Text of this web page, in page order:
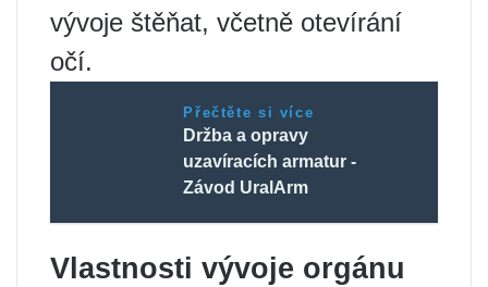
vývoje štěňat, včetně otevírání
očí.
Přečtěte si více
Držba a opravy
uzavíracích armatur -
Závod UralArm
Vlastnosti vývoje orgánu